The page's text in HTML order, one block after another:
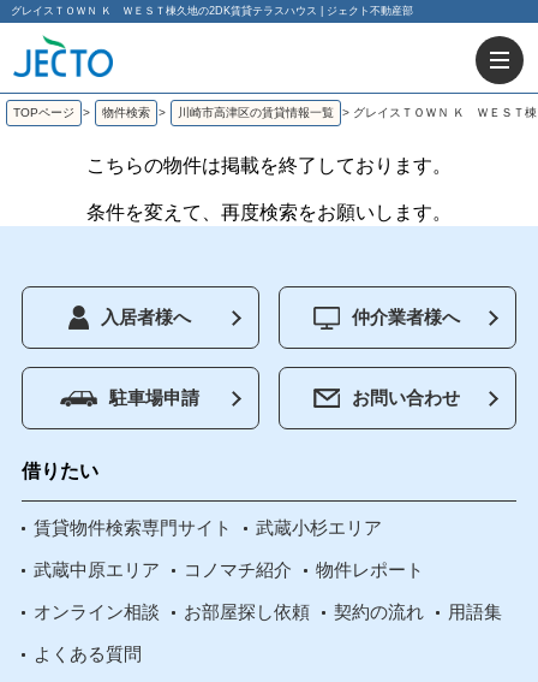
グレイスＴＯＷＮ Ｋ ＷＥＳＴ棟久地の2DK賃貸テラスハウス | ジェクト不動産部
TOPページ > 物件検索 > 川崎市高津区の賃貸情報一覧 > グレイスＴＯＷＮ Ｋ ＷＥＳＴ
こちらの物件は掲載を終了しております。
条件を変えて、再度検索をお願いします。
入居者様へ 仲介業者様へ
駐車場申請 お問い合わせ
借りたい
賃貸物件検索専門サイト 武蔵小杉エリア
武蔵中原エリア コノマチ紹介 物件レポート
オンライン相談 お部屋探し依頼 契約の流れ 用語集
よくある質問